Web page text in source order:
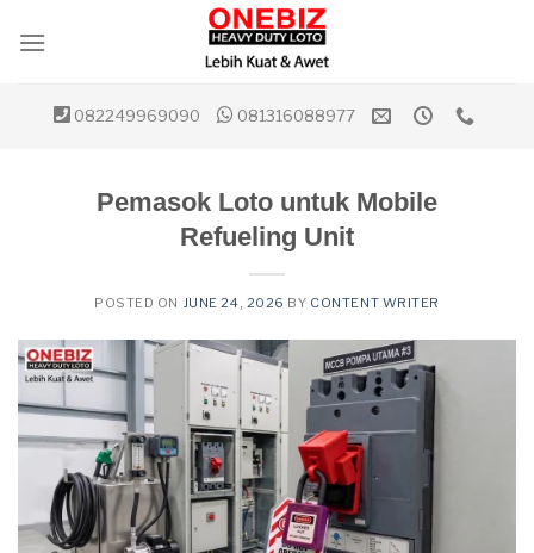
082249969090 081316088977
Pemasok Loto untuk Mobile
Refueling Unit
POSTED ON JUNE 24, 2026 BY CONTENT WRITER